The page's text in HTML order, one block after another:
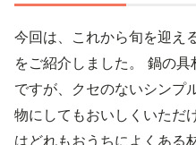
今回は、これから旬を迎え
をご紹介しました。 鍋の
ですが、クセのないシンプ
物にしてもおいしくいただ
はどれもおうちによくある